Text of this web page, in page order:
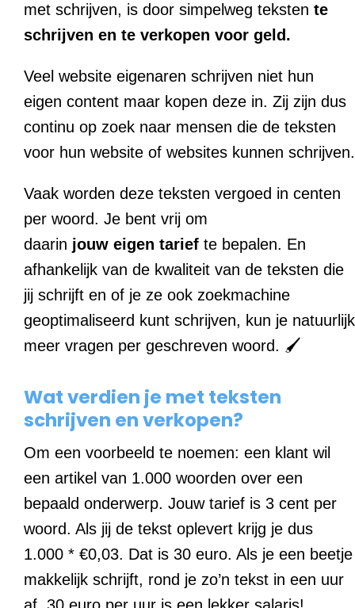
met schrijven, is door simpelweg teksten te
schrijven en te verkopen voor geld.
Veel website eigenaren schrijven niet hun
eigen content maar kopen deze in. Zij zijn dus
continu op zoek naar mensen die de teksten
voor hun website of websites kunnen schrijven.
Vaak worden deze teksten vergoed in centen
per woord. Je bent vrij om
daarin jouw eigen tarief te bepalen. En
afhankelijk van de kwaliteit van de teksten die
jij schrijft en of je ze ook zoekmachine
geoptimaliseerd kunt schrijven, kun je natuurlijk
meer vragen per geschreven woord. 🖌
Wat verdien je met teksten
schrijven en verkopen?
Om een voorbeeld te noemen: een klant wil
een artikel van 1.000 woorden over een
bepaald onderwerp. Jouw tarief is 3 cent per
woord. Als jij de tekst oplevert krijg je dus
1.000 * €0,03. Dat is 30 euro. Als je een beetje
makkelijk schrijft, rond je zo’n tekst in een uur